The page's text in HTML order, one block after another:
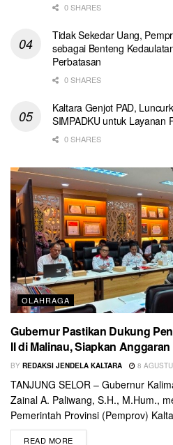
0 SHARES
Tidak Sekedar Uang,
sebagai Benteng
Perbatasan
0 SHARES
Kaltara Genjot PAD,
SIMPADKU untuk Layanan
0 SHARES
OLAHRAGA
Gubernur Pastikan Dukung
II di Malinau, Siapkan
BY REDAKSI JENDELA KALTARA 8
TANJUNG SELOR – Gubernur
Zainal A. Paliwang, S.H., M.Hum.,
Pemerintah Provinsi (Pemprov)
READ MORE